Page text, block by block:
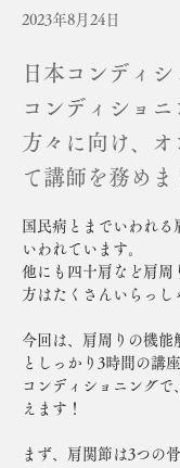
2023年8月24日
日本コンディ
コンディショ
方々に向け、オ
て講師を務めま
国民病とまでいわれる
いわれています。
他にも四十肩など肩周
方はたくさんいらっし
今回は、肩周りの機能
としっかり3時間の講座
コンディショニング
えます！
まず、肩関節は3つの